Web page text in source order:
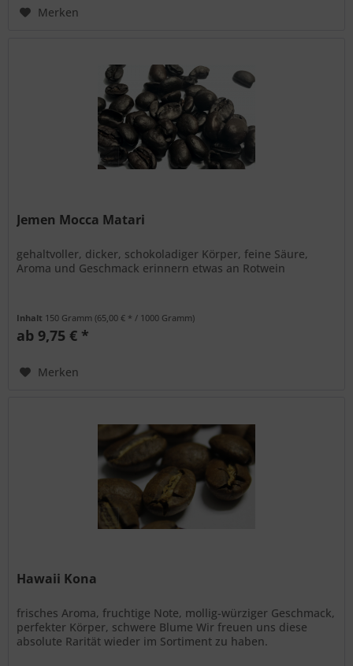
Merken
Jemen Mocca Matari
gehaltvoller, dicker, schokoladiger Körper, feine Säure,
Aroma und Geschmack erinnern etwas an Rotwein
Inhalt 150 Gramm(65,00 € * / 1000 Gramm)
ab 9,75 € *
Merken
Hawaii Kona
frisches Aroma, fruchtige Note, mollig-würziger Geschmack,
perfekter Körper, schwere Blume Wir freuen uns diese
absolute Rarität wieder im Sortiment zu haben.